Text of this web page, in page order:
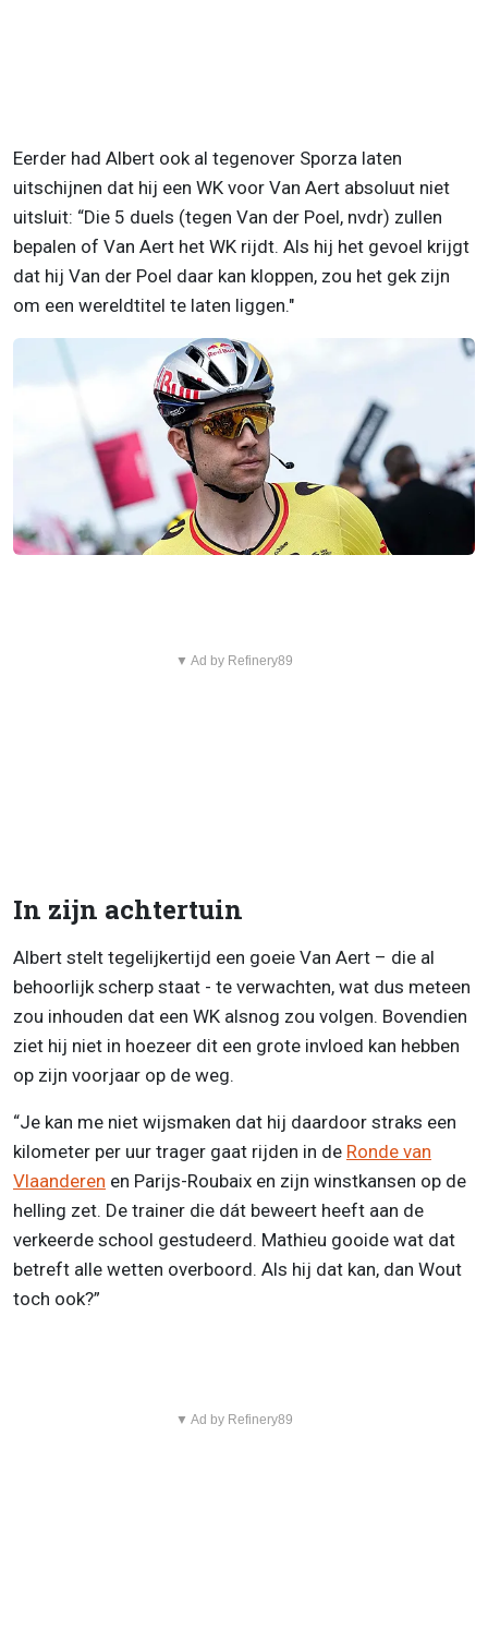
Eerder had Albert ook al tegenover Sporza laten
uitschijnen dat hij een WK voor Van Aert absoluut niet
uitsluit: “Die 5 duels (tegen Van der Poel, nvdr) zullen
bepalen of Van Aert het WK rijdt. Als hij het gevoel krijgt
dat hij Van der Poel daar kan kloppen, zou het gek zijn
om een wereldtitel te laten liggen."
▼ Ad by Refinery89
In zijn achtertuin
Albert stelt tegelijkertijd een goeie Van Aert – die al
behoorlijk scherp staat - te verwachten, wat dus meteen
zou inhouden dat een WK alsnog zou volgen. Bovendien
ziet hij niet in hoezeer dit een grote invloed kan hebben
op zijn voorjaar op de weg.
“Je kan me niet wijsmaken dat hij daardoor straks een
kilometer per uur trager gaat rijden in de Ronde van
Vlaanderen en Parijs-Roubaix en zijn winstkansen op de
helling zet. De trainer die dát beweert heeft aan de
verkeerde school gestudeerd. Mathieu gooide wat dat
betreft alle wetten overboord. Als hij dat kan, dan Wout
toch ook?”
▼ Ad by Refinery89